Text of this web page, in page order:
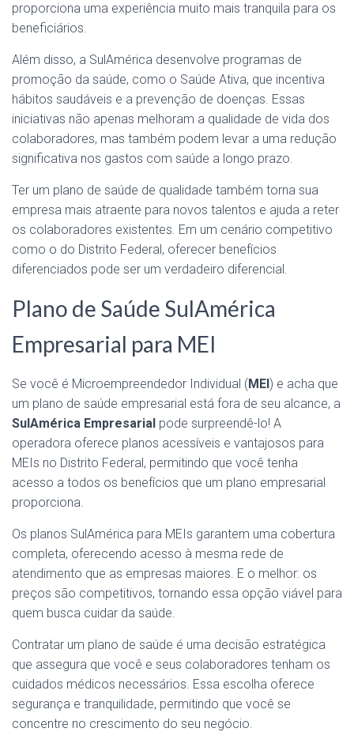
proporciona uma experiência muito mais tranquila para os
beneficiários.
Além disso, a SulAmérica desenvolve programas de
promoção da saúde, como o Saúde Ativa, que incentiva
hábitos saudáveis e a prevenção de doenças. Essas
iniciativas não apenas melhoram a qualidade de vida dos
colaboradores, mas também podem levar a uma redução
significativa nos gastos com saúde a longo prazo.
Ter um plano de saúde de qualidade também torna sua
empresa mais atraente para novos talentos e ajuda a reter
os colaboradores existentes. Em um cenário competitivo
como o do Distrito Federal, oferecer benefícios
diferenciados pode ser um verdadeiro diferencial.
Plano de Saúde SulAmérica
Empresarial para MEI
Se você é Microempreendedor Individual (MEI) e acha que
um plano de saúde empresarial está fora de seu alcance, a
SulAmérica Empresarial pode surpreendê-lo! A
operadora oferece planos acessíveis e vantajosos para
MEIs no Distrito Federal, permitindo que você tenha
acesso a todos os benefícios que um plano empresarial
proporciona.
Os planos SulAmérica para MEIs garantem uma cobertura
completa, oferecendo acesso à mesma rede de
atendimento que as empresas maiores. E o melhor: os
preços são competitivos, tornando essa opção viável para
quem busca cuidar da saúde.
Contratar um plano de saúde é uma decisão estratégica
que assegura que você e seus colaboradores tenham os
cuidados médicos necessários. Essa escolha oferece
segurança e tranquilidade, permitindo que você se
concentre no crescimento do seu negócio.